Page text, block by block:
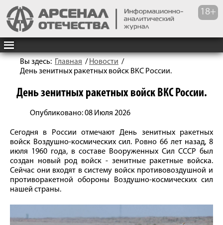
Вы здесь: Главная / Новости /
День зенитных ракетных войск ВКС России.
День зенитных ракетных войск ВКС России.
Опубликовано: 08 Июля 2026
Сегодня в России отмечают День зенитных ракетных
войск Воздушно-космических сил. Ровно 66 лет назад, 8
июля 1960 года, в составе Вооруженных Сил СССР был
создан новый род войск - зенитные ракетные войска.
Сейчас они входят в систему войск противовоздушной и
противоракетной обороны Воздушно-космических сил
нашей страны.